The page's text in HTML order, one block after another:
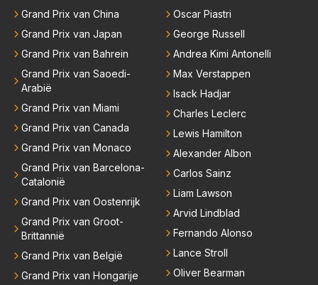
Grand Prix van China
Grand Prix van Japan
Grand Prix van Bahrein
Grand Prix van Saoedi-
Arabië
Grand Prix van Miami
Grand Prix van Canada
Grand Prix van Monaco
Grand Prix van Barcelona-
Catalonië
Grand Prix van Oostenrijk
Grand Prix van Groot-
Brittannië
Grand Prix van België
Grand Prix van Hongarije
Oscar Piastri
George Russell
Andrea Kimi Antonelli
Max Verstappen
Isack Hadjar
Charles Leclerc
Lewis Hamilton
Alexander Albon
Carlos Sainz
Liam Lawson
Arvid Lindblad
Fernando Alonso
Lance Stroll
Oliver Bearman